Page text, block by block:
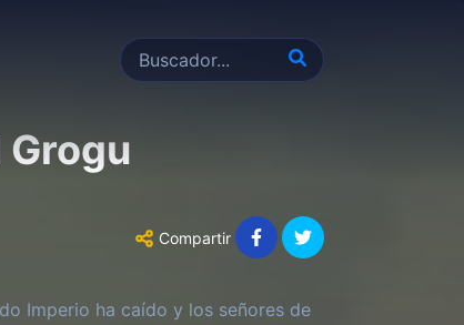
Compartir
Imperio ha caído y los señores de